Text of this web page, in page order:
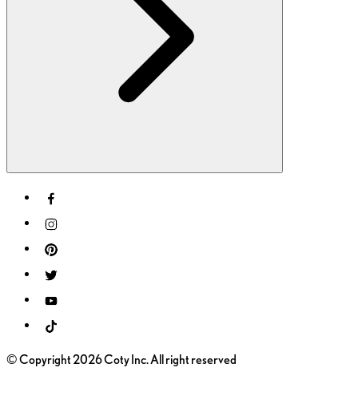
© Copyright 2026 Coty Inc. All right reserved